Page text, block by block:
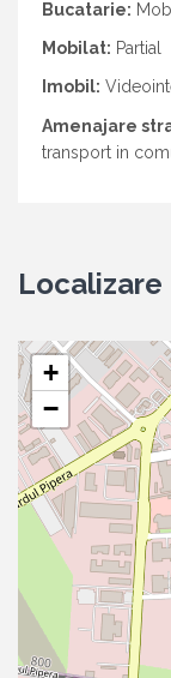
Bucatarie:
Mobilat: Partial
Imobil:
Amenajare
transport in
Localizare
+
−